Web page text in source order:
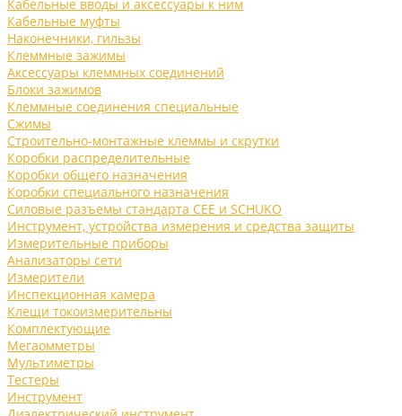
Кабельные вводы и аксессуары к ним
Кабельные муфты
Наконечники, гильзы
Клеммные зажимы
Аксессуары клеммных соединений
Блоки зажимов
Клеммные соединения специальные
Сжимы
Строительно-монтажные клеммы и скрутки
Коробки распределительные
Коробки общего назначения
Коробки специального назначения
Силовые разъемы стандарта CEE и SCHUKO
Инструмент, устройства измерения и средства защиты
Измерительные приборы
Анализаторы сети
Измерители
Инспекционная камера
Клещи токоизмерительны
Комплектующие
Мегаомметры
Мультиметры
Тестеры
Инструмент